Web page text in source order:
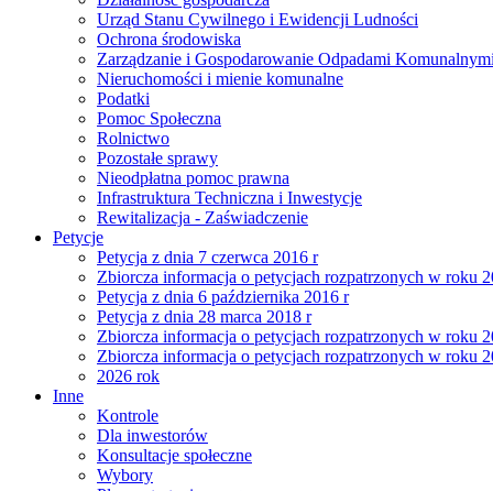
Urząd Stanu Cywilnego i Ewidencji Ludności
Ochrona środowiska
Zarządzanie i Gospodarowanie Odpadami Komunalnymi
Nieruchomości i mienie komunalne
Podatki
Pomoc Społeczna
Rolnictwo
Pozostałe sprawy
Nieodpłatna pomoc prawna
Infrastruktura Techniczna i Inwestycje
Rewitalizacja - Zaświadczenie
Petycje
Petycja z dnia 7 czerwca 2016 r
Zbiorcza informacja o petycjach rozpatrzonych w roku
Petycja z dnia 6 października 2016 r
Petycja z dnia 28 marca 2018 r
Zbiorcza informacja o petycjach rozpatrzonych w roku
Zbiorcza informacja o petycjach rozpatrzonych w roku
2026 rok
Inne
Kontrole
Dla inwestorów
Konsultacje społeczne
Wybory